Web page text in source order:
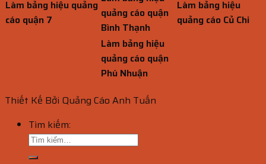
Làm bảng hiệu quảng
cáo quận 7
quảng cáo quận
Bình Thạnh
Làm bảng hiệu
quảng cáo Củ Chi
Làm bảng hiệu
quảng cáo quận
Phú Nhuận
Thiết Kế Bởi Quảng Cáo Anh Tuấn
Tìm kiếm: